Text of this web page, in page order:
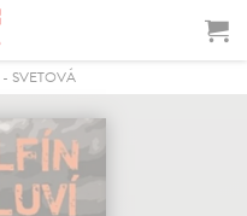
SVETOVÁ